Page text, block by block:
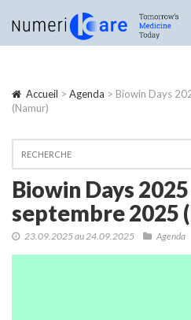
Accueil > Agenda > Biowin Days
(Namur)
Biowin Days
septembre 2025
23.09.2025 au 24.09.2025 Agenda